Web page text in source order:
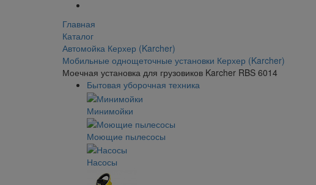
Главная
Каталог
Автомойка Керхер (Karcher)
Мобильные однощеточные установки Керхер (Karcher)
Моечная установка для грузовиков Karcher RBS 6014
Бытовая уборочная техника
Минимойки
Моющие пылесосы
Насосы